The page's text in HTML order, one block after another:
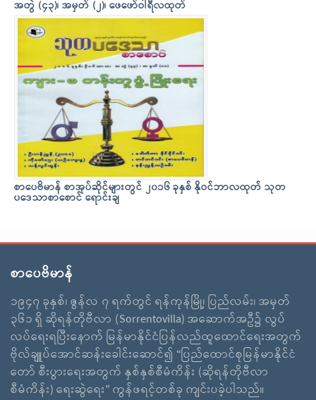
အတွဲ (၄၃)၊ အမှတ် (၂)၊ ဖေဖော်ဝါရီလထုတ်
စာပေဗိမာန် စာအုပ်ဆိုင်များတွင် ၂၀၁၆ ခုနှစ် နိုဝင်ဘာလထုတ် သုတ
ပဒေသာစာစောင် ရောင်းချ
စာပေဗိမာန်
၁၉၄၇ ခုနှစ်၊ ဇွန်လ ၇ ရက်တွင် ရန်ကုန်မြို့၊ ပြည်လမ်း၊ အမှတ်
၃၆၁ ရှိ ဆိုရန်တိုဗီလာ (Sorrentovilla) အဆောက်အဦ၌ လွပ်
လပ်ရေးရပြီးနောက် မြန်မာနိုင်ငံပြန်လည်ထူထောင်ရေးအတွက်
ဗိုလ်ချူပ်အောင်ဆန်းခေါင်းဆောင်၍ “ပြည်ထောင်စုမြန်မာနိုင်ငံ
တော် စီးပွားရေးအတွက် နှစ်နှစ်စီမံကိန်း (ဆိုရန်တိုဗီလာ
စီမံကိန်း) ရေးဆွဲရေး” ကွန်ဖရင့်တစ်ခု ကျင်းပခဲ့ပါသည်။